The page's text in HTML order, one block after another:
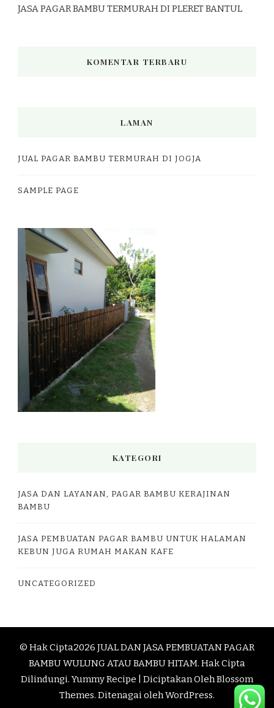
JASA PAGAR BAMBU TERMURAH DI PLERET BANTUL
KOMENTAR TERBARU
LAMAN
JUAL PAGAR BAMBU TERMURAH DI JOGJA
SAMPLE PAGE
KATEGORI
JASA DAN LAYANAN, PAGAR BAMBU KERAJINAN
BAMBU
JASA PEMBUATAN PAGAR BAMBU UNTUK HALAMAN
KEBUN JUGA RUMAH MAKAN KAFE
UNCATEGORIZED
© Hak Cipta2026 JUAL DAN JASA PEMBUATAN PAGAR
BAMBU WULUNG ATAU BAMBU HITAM. Hak Cipta
Dilindungi.Yummy Recipe | Diciptakan OlehBlossom
Themes. Ditenagai olehWordPress.